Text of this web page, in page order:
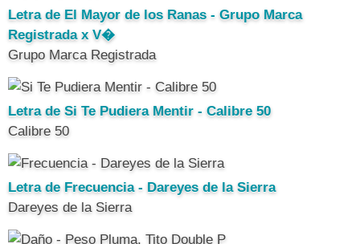
Letra de El Mayor de los Ranas - Grupo Marca
Registrada x V�
Grupo Marca Registrada
Letra de Si Te Pudiera Mentir - Calibre 50
Calibre 50
Letra de Frecuencia - Dareyes de la Sierra
Dareyes de la Sierra